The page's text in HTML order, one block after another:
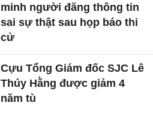
minh người đăng thông tin
sai sự thật sau họp báo thi
cử
Cựu Tổng Giám đốc SJC Lê
Thúy Hằng được giảm 4
năm tù